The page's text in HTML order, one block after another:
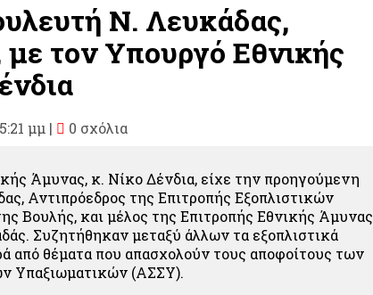
Ν. Λευκάδας,
τον Υπουργό Εθνικής
μμ | 0 σχόλια
Άμυνας, κ. Νίκο Δένδια, είχε την προηγούμενη
Αντιπρόεδρος της Επιτροπής Εξοπλιστικών
Βουλής, και μέλος της Επιτροπής Εθνικής Άμυνας
Συζητήθηκαν μεταξύ άλλων τα εξοπλιστικά
από θέματα που απασχολούν τους αποφοίτους των
Υπαξιωματικών (ΑΣΣΥ).